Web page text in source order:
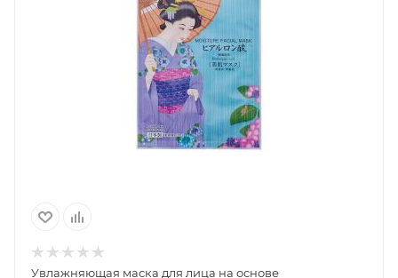
Увлажняющая маска для лица на основе